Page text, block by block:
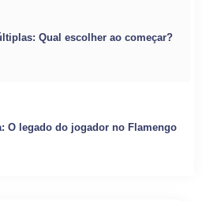
Qual escolher ao começar?
O legado do jogador no Flamengo